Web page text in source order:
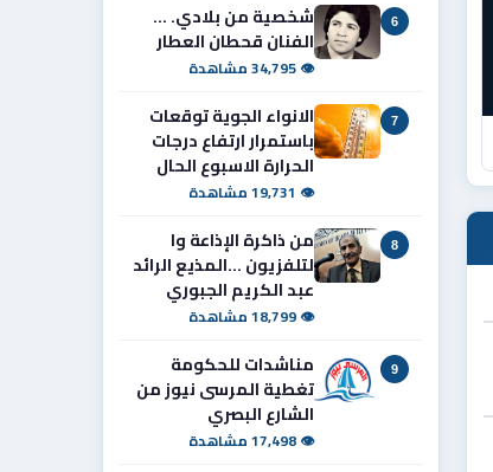
6
شخصية من بلادي. ...
الفنان قحطان العطار
👁 34,795 مشاهدة
7
الانواء الجوية توقعات
باستمرار ارتفاع درجات
الحرارة الاسبوع الحال
👁 19,731 مشاهدة
8
من ذاكرة الإذاعة وا
لتلفزيون ...المذيع الرائد
عبد الكريم الجبوري
👁 18,799 مشاهدة
9
مناشدات للحكومة
تغطية المرسى نيوز من
الشارع البصري
👁 17,498 مشاهدة